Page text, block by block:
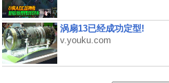
涡扇13已经成功定型!
v.youku.com